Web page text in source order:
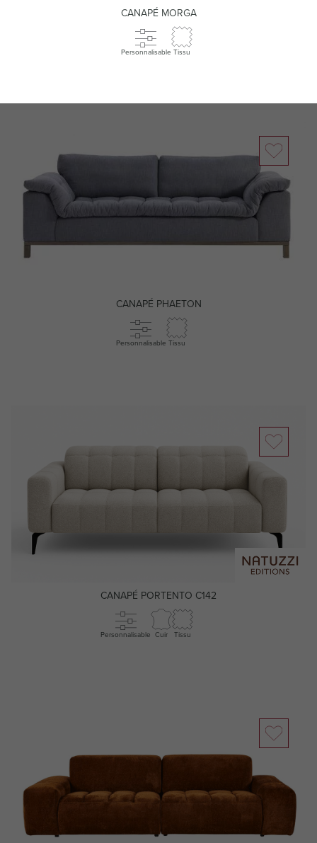
CANAPÉ MORGA
Personnalisable Tissu
CANAPÉ PHAETON
Personnalisable Tissu
CANAPÉ PORTENTO C142
Personnalisable Cuir Tissu